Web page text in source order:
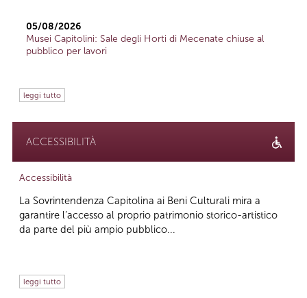
05/08/2026
Musei Capitolini: Sale degli Horti di Mecenate chiuse al
pubblico per lavori
leggi tutto
ACCESSIBILITÀ
Accessibilità
La Sovrintendenza Capitolina ai Beni Culturali mira a
garantire l’accesso al proprio patrimonio storico-artistico
da parte del più ampio pubblico...
leggi tutto